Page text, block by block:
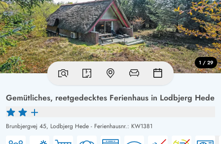
Gemütliches, reetgedecktes Ferienhaus in Lodbjerg Hede
Brunbjergvej 45, Lodbjerg Hede - Ferienhausnr.: KW1381
1 / 29